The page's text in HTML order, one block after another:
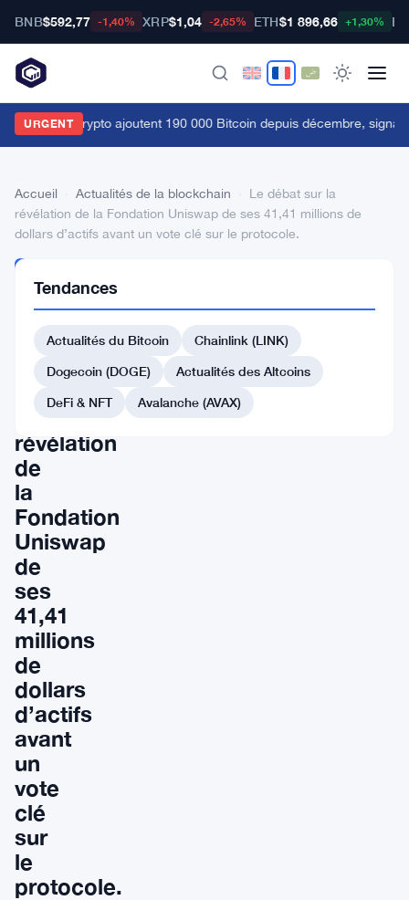
BNB$592,77 -1,40% XRP$1,04 -2,65% ETH$1 896,66 +1,30%
URGENT
baleines crypto ajoutent 190 000 Bitcoin depuis décembre,
Accueil Actualités de la blockchain
Le débat sur la
révélation de la Fondation Uniswap de ses 41,41 millions de
dollars d’actifs avant un vote clé sur le protocole.
DE LA
BLOCKCHAIN
débat
révélation
de
la
Fondation
Uniswap
de
ses
41,41
millions
de
dollars
d’actifs
avant
un
vote
clé
sur
le
protocole.
Tendances
Actualités du Bitcoin
Chainlink (LINK)
Dogecoin (DOGE)
Actualités des Altcoins
DeFi & NFT
Avalanche (AVAX)